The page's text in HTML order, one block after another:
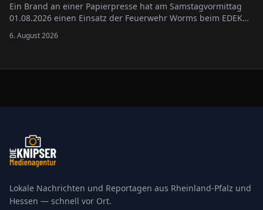
Ein Brand an einer Papierpresse hat am Samstagvormittag
01.08.2026 einen Einsatz der Feuerwehr Worms beim EDEKA
6. August 2026
Lokale Nachrichten und Reportagen aus Rheinland-Pfalz und
Hessen — schnell vor Ort.